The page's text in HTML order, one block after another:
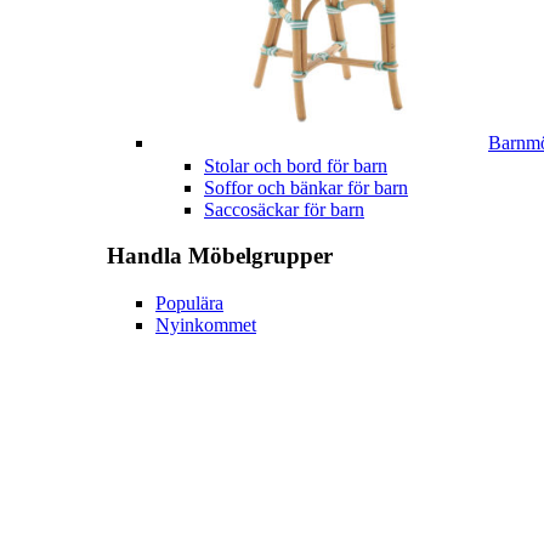
Stolar och bord för barn
Soffor och bänkar för barn
Saccosäckar för barn
Handla Möbelgrupper
Populära
Nyinkommet